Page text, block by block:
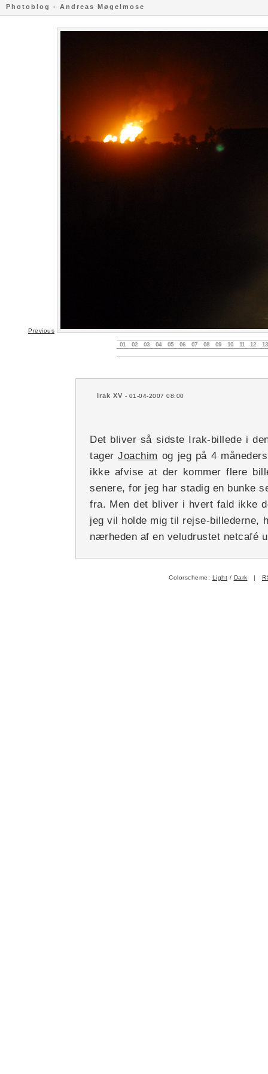
Photoblog - Andreas Møgelmose
Previous
01 02 03 04 05 06 07 08 09 10 11 12 13
Irak XV - 01-04-2007 08:00
Det bliver så sidste Irak-billede i
tagerJoachim og jeg på 4
ikke afvise at der kommer flere
senere, for jeg har stadig en bunke
fra. Men det bliver i hvert fald ikke
jeg vil holde mig til rejse-billederne,
nærheden af en veludrustet netcafé
Colorscheme: Light / Dark |